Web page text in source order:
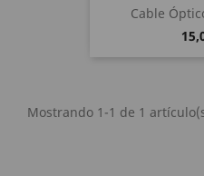
Cable
Mostrando 1-1 de 1